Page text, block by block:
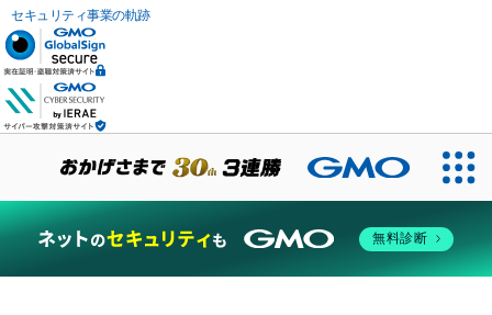
セキュリティ事業の軌跡
無料診断